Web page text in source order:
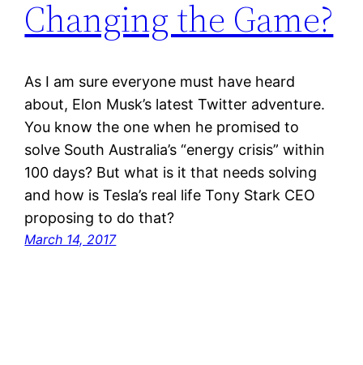
Changing the Game?
As I am sure everyone must have heard
about, Elon Musk’s latest Twitter adventure.
You know the one when he promised to
solve South Australia’s “energy crisis” within
100 days? But what is it that needs solving
and how is Tesla’s real life Tony Stark CEO
proposing to do that?
March 14, 2017